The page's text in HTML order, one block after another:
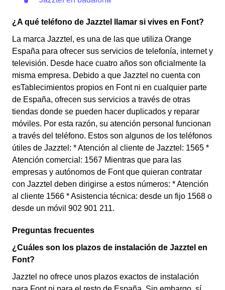
¿A qué teléfono de Jazztel llamar si vives en Font?
La marca Jazztel, es una de las que utiliza Orange
España para ofrecer sus servicios de telefonía, internet y
televisión. Desde hace cuatro años son oficialmente la
misma empresa. Debido a que Jazztel no cuenta con
esTablecimientos propios en Font ni en cualquier parte
de España, ofrecen sus servicios a través de otras
tiendas donde se pueden hacer duplicados y reparar
móviles. Por esta razón, su atención personal funcionan
a través del teléfono. Estos son algunos de los teléfonos
útiles de Jazztel: * Atención al cliente de Jazztel: 1565 *
Atención comercial: 1567 Mientras que para las
empresas y autónomos de Font que quieran contratar
con Jazztel deben dirigirse a estos números: * Atención
al cliente 1566 * Asistencia técnica: desde un fijo 1568 o
desde un móvil 902 901 211.
Preguntas frecuentes
¿Cuáles son los plazos de instalación de Jazztel en
Font?
Jazztel no ofrece unos plazos exactos de instalación